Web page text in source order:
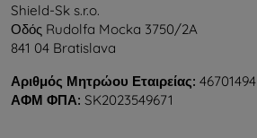
Shield-Sk s.r.o.
Οδός Rudolfa Mocka 3750/2A
841 04 Bratislava
Αριθμός Μητρώου Εταιρείας: 46701494
ΑΦΜ ΦΠΑ: SK2023549671